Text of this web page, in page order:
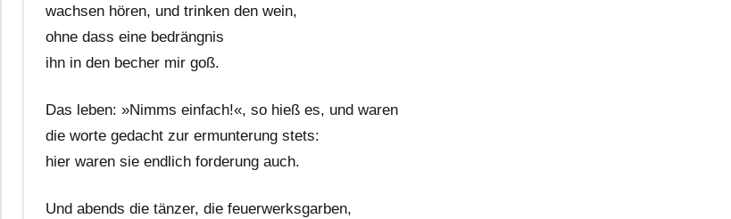
wachsen hören, und trinken den wein,
ohne dass eine bedrängnis
ihn in den becher mir goß.
Das leben: »Nimms einfach!«, so hieß es, und waren
die worte gedacht zur ermunterung stets:
hier waren sie endlich forderung auch.
Und abends die tänzer, die feuerwerksgarben,